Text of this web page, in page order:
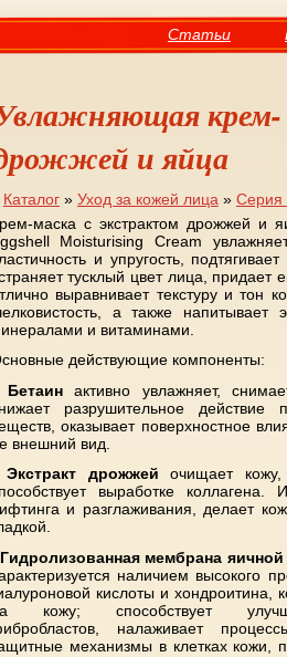
Статьи
крем-
и яйца
здесь
Каталог» Уход за кожей лица » Серия
маска с экстрактом дрожжей и
Moisturising Cream
и упругость,
тусклый цвет лица,
выравнивает текстуру и тон
а также напитывает
и витаминами.
действующие компоненты:
активно увлажняет,
разрушительное действие
оказывает поверхностное
внешний вид.
дрожжей очищает кожу,
выработке
и разглаживания, делает
Гидролизованная мембрана
наличием высокого
кислоты и хондроитина,
кожу; способствует
налаживает
механизмы в клетках кожи,